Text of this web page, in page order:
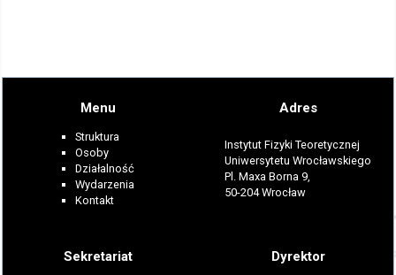
Menu
Struktura
Osoby
Działalność
Wydarzenia
Kontakt
Adres
Instytut Fizyki Teoretycznej
Uniwersytetu Wrocławskiego
Pl. Maxa Borna 9,
50-204 Wrocław
Sekretariat Dyrektor